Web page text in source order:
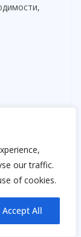
our traffic.
of cookies.
Accept All